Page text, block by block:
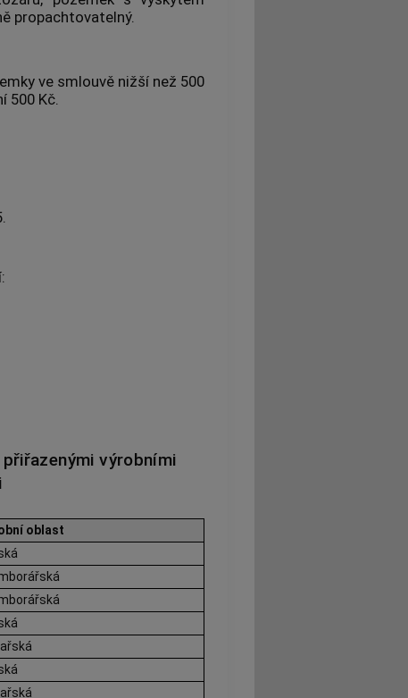
propachtovatelný.
ve smlouvě nižší než 500
500 Kč.
výrobními
oblast